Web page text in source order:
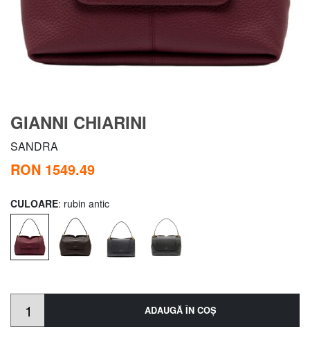
GIANNI CHIARINI
SANDRA
RON 1549.49
CULOARE: rubin antic
ADAUGĂ ÎN COŞ